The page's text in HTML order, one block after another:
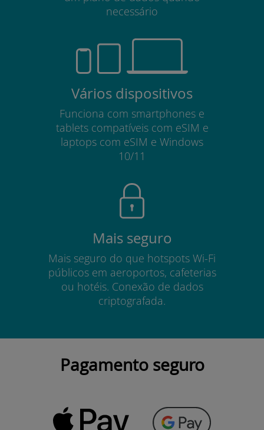
necessário
Vários dispositivos
Funciona com smartphones e
tablets compatíveis com eSIM e
laptops com eSIM e Windows
10/11
Mais seguro
Mais seguro do que hotspots Wi-Fi
públicos em aeroportos, cafeterias
ou hotéis. Conexão de dados
criptografada.
Pagamento seguro